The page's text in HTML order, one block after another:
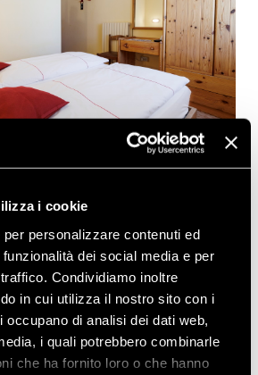
i cookie
personalizzare contenuti ed
dei social media e per
Condividiamo inoltre
in cui utilizza il nostro sito con i
di analisi dei dati web,
i quali potrebbero combinarle
che ha fornito loro o che hanno